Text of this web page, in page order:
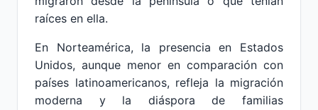
raíces en ella.
En Norteamérica, la presencia en Estados
Unidos, aunque menor en comparación con
países latinoamericanos, refleja la migración
moderna y la diáspora de familias